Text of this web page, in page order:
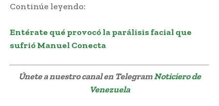
Continúe leyendo:
Entérate qué provocó la parálisis facial que
sufrió Manuel Conecta
Únete a nuestro canal en TelegramNoticiero de
Venezuela